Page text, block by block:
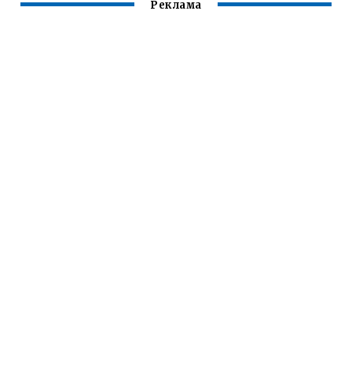
Реклама